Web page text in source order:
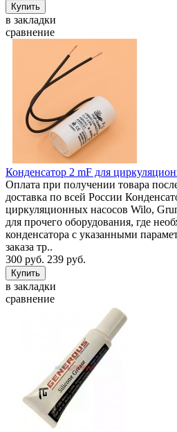
в закладки
сравнение
Конденсатор 2 mF для
Оплата при получении товара
доставка по всей России
циркуляционных насосов Wilo,
для прочего оборудования, где
конденсатора с указанными
заказа тр..
300 руб. 239 руб.
в закладки
сравнение